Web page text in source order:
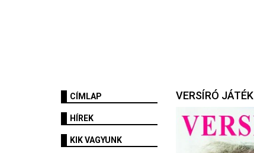
CÍMLAP
HÍREK
KIK VAGYUNK
VERSÍRÓ JÁTÉK